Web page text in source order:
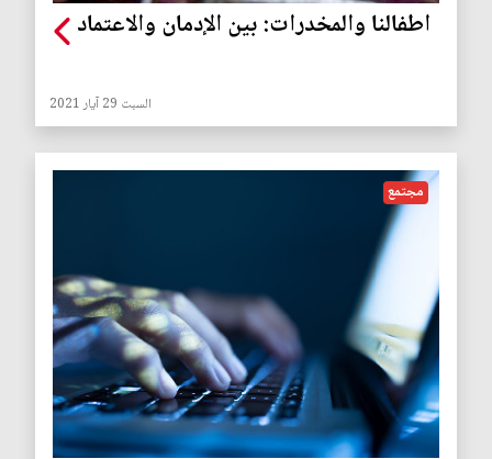
اطفالنا والمخدرات: بين الإدمان والاعتماد
السبت 29 آيار 2021
مجتمع